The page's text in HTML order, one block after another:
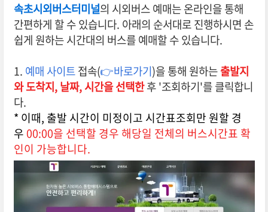
속초시외버스터미널의 시외버스 예매는 온라인을 통해
간편하게 할 수 있습니다. 아래의 순서대로 진행하시면 손
쉽게 원하는 시간대의 버스를 예매할 수 있습니다.
1. 예매 사이트접속(👉바로가기)을 통해 원하는출발지
와 도착지,날짜, 시간을 선택한후 '조회하기'를 클릭합니
다.
* 이때, 출발 시간이 미정이고 시간표조회만 원할 경
우 00:00을 선택할 경우 해당일 전체의 버스시간표 확
인이 가능합니다.